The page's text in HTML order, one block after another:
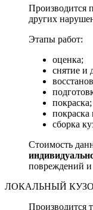
Производится
других
Этапы работ:
оценка;
снятие и
покраска;
покраска
сборка
Стоимость
повреждений и
ЛОКАЛЬНЫЙ
Производится